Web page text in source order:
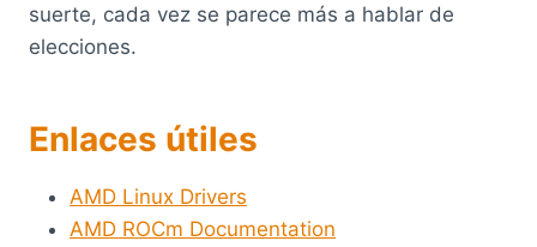
suerte, cada vez se parece más a hablar de
elecciones.
Enlaces útiles
AMD Linux Drivers
AMD ROCm Documentation